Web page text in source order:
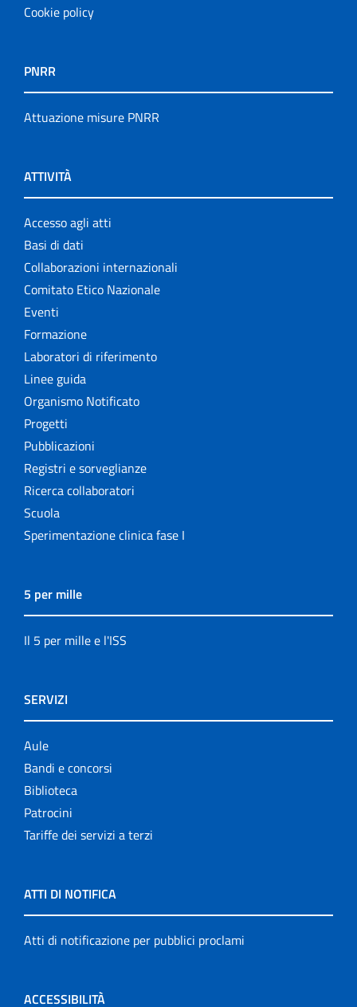
Cookie policy
PNRR
Attuazione misure PNRR
ATTIVITÀ
Accesso agli atti
Basi di dati
Collaborazioni internazionali
Comitato Etico Nazionale
Eventi
Formazione
Laboratori di riferimento
Linee guida
Organismo Notificato
Progetti
Pubblicazioni
Registri e sorveglianze
Ricerca collaboratori
Scuola
Sperimentazione clinica fase I
5 per mille
Il 5 per mille e l'ISS
SERVIZI
Aule
Bandi e concorsi
Biblioteca
Patrocini
Tariffe dei servizi a terzi
ATTI DI NOTIFICA
Atti di notificazione per pubblici proclami
ACCESSIBILITÀ